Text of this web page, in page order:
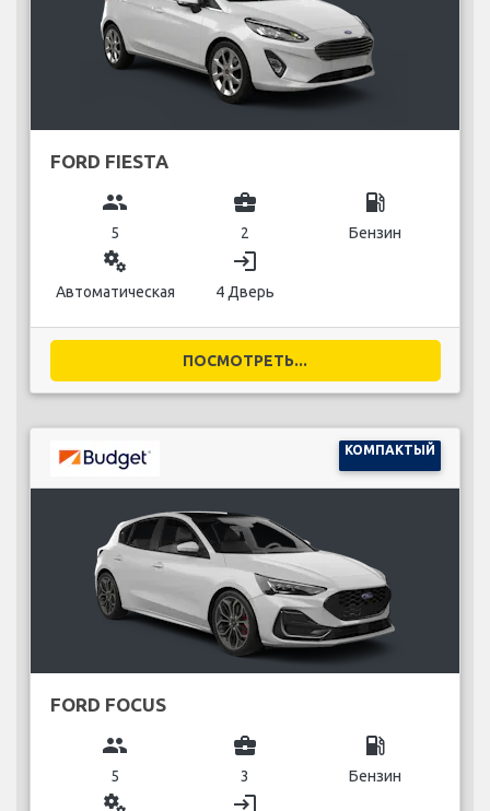
FORD FIESTA
group
5
business_center
2
local_gas_station
Бензин
miscellaneous_services
Автоматическая
login
4 Дверь
ПОСМОТРЕТЬ...
КОМПАКТЫЙ
FORD FOCUS
group
5
business_center
3
local_gas_station
Бензин
miscellaneous_services login